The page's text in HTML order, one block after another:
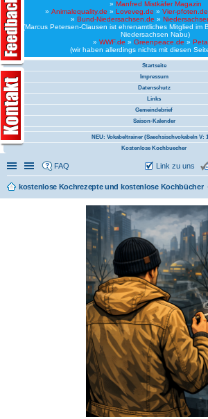
» Manfred Mistkäfer Magazin
» Animalequality.de » Loveveg.de » Vier-
» Bund-Niedersachsen.de »
(Marcus Petersen-Clausen ist ehrenamtliches Mitglied im
Niedersachsen Nabu)
» WWF.de » Greenpeace.de »
(wir haben allerdings nichts mit diesen
Startseite
Impressum
Datenschutz
Links
Gemeindebrief
Saison-Kalender
NEU: Vokabeltrainer (Saechsischvokabeln V:
Kostenlose Kochbuecher
Schnellzugriff
Linkliste
FAQ Link zu uns
kostenlose Kochrezepte und kostenlose Kochbücher